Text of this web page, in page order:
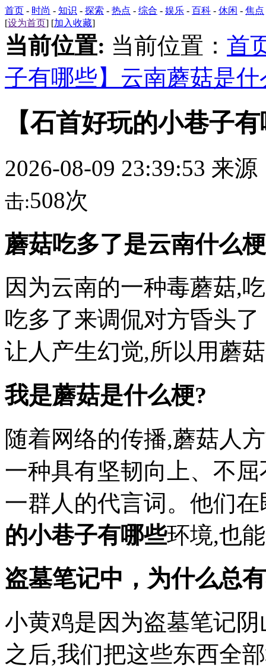
首页 - 时尚 - 知识 - 探索 - 热点 - 综合 - 娱乐 - 百科 - 休闲 - 焦点
[设为首页] [加入收藏]
当前位置: 当前位置： 首
子有哪些】云南蘑菇是什
【石首好玩的小巷子
2026-08-09 23:39:53 来源
击:508次
蘑菇吃多了是云南什么
因为云南的一种毒蘑菇,
吃多了来调侃对方昏头
让人产生幻觉,所以用蘑
我是蘑菇是什么梗?
随着网络的传播,蘑菇人
一种具有坚韧向上、不
一群人的代言词。他们
的小巷子有哪些环境,也
盗墓笔记中，为什么总
小黄鸡是因为盗墓笔记
之后,我们把这些东西全